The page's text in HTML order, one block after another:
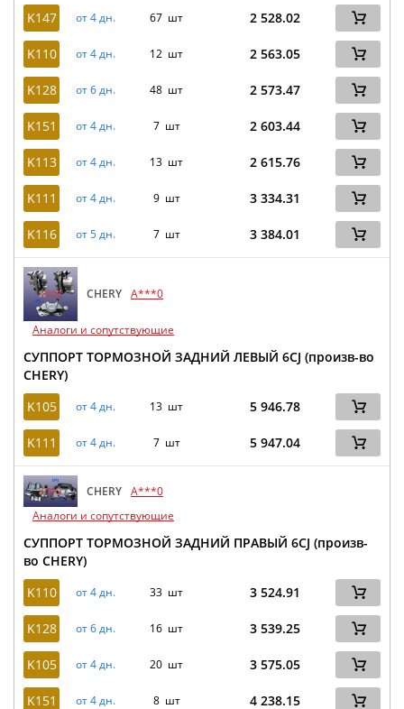
K147
от 4 дн. 67 шт 2 528.02
K110 от 4 дн. 12 шт 2 563.05
K128 от 6 дн. 48 шт 2 573.47
K151 от 4 дн. 7 шт 2 603.44
K113 от 4 дн. 13 шт 2 615.76
K111 от 4 дн. 9 шт 3 334.31
K116 от 5 дн. 7 шт 3 384.01
CHERY A***0
Аналоги и сопутствующие
СУППОРТ ТОРМОЗНОЙ ЗАДНИЙ ЛЕВЫЙ 6CJ (произв-во
CHERY)
K105
от 4 дн. 13 шт 5 946.78
K111 от 4 дн. 7 шт 5 947.04
CHERY A***0
Аналоги и сопутствующие
СУППОРТ ТОРМОЗНОЙ ЗАДНИЙ ПРАВЫЙ 6CJ (произв-
во CHERY)
K110
от 4 дн. 33 шт 3 524.91
K128 от 6 дн. 16 шт 3 539.25
K105 от 4 дн. 20 шт 3 575.05
K151 от 4 дн. 8 шт 4 238.15